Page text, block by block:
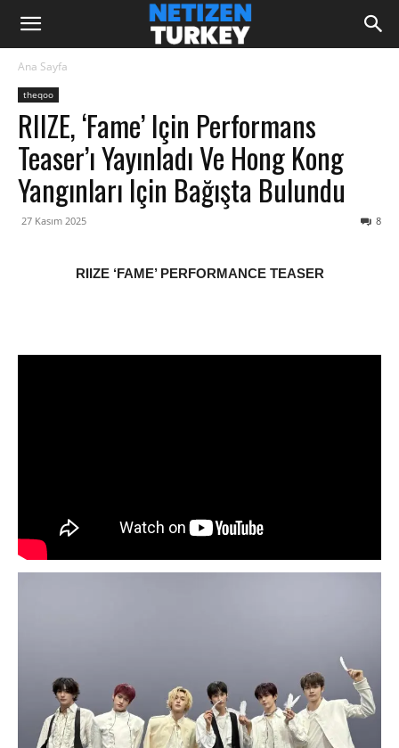
Ana Sayfa
theqoo
RIIZE, ‘Fame’ Için Performans
Teaser’ı Yayınladı Ve Hong Kong
Yangınları Için Bağışta Bulundu
27 Kasım 2025 8
RIIZE ‘FAME’ PERFORMANCE TEASER